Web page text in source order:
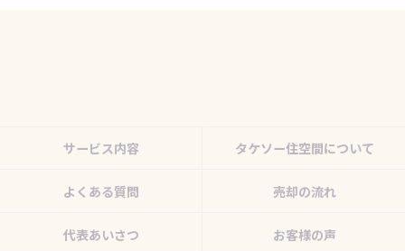
サービス内容 タケソー住空間について
よくある質問 売却の流れ
代表あいさつ お客様の声